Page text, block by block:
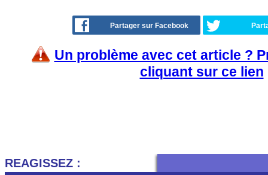
Partager sur Facebook
Un problème avec cet article ?
cliquant sur ce lien
REAGISSEZ :